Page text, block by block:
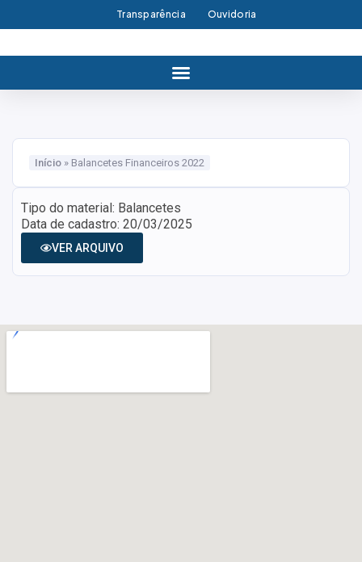
Transparência Ouvidoria
Início » Balancetes Financeiros 2022
Tipo do material: Balancetes
Data de cadastro: 20/03/2025
VER ARQUIVO